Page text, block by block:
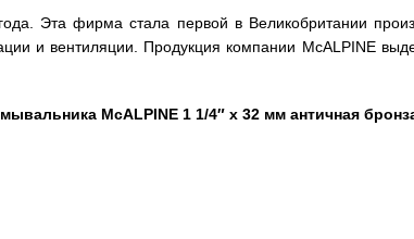
Эта фирма стала первой в Великобритании
и вентиляции. Продукция компании McALPINE
McALPINE 1 1/4″ x 32 мм античная